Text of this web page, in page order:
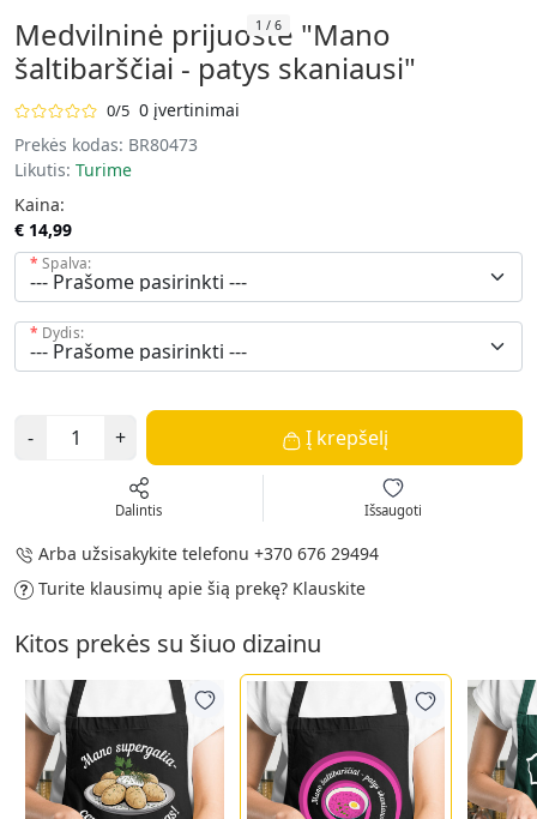
1 / 6
Medvilninė prijuostė "Mano
šaltibarščiai - patys skaniausi"
0/5 0 įvertinimai
Prekės kodas: BR80473
Likutis: Turime
Kaina:
€ 14,99
Spalva:
Dydis:
- + Į krepšelį
Dalintis Išsaugoti
Arba užsisakykite telefonu +370 676 29494
Turite klausimų apie šią prekę? Klauskite
Kitos prekės su šiuo dizainu